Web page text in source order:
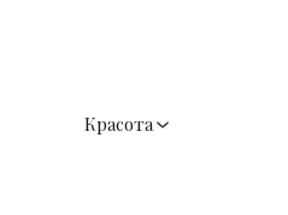
Красота